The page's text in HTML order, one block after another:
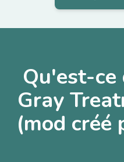
Qu'est-ce
Gray
(mod créé